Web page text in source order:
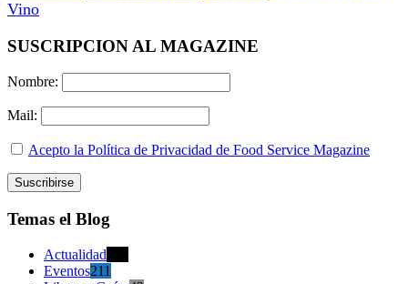
Vino
SUSCRIPCION AL MAGAZINE
Nombre:
Mail:
Acepto la Política de Privacidad de Food Service Magazine
Temas el Blog
Actualidad
Eventos211